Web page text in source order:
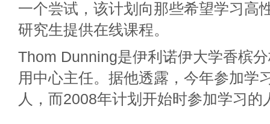
一个尝试，该计划向那些希望学习高
研究生提供在线课程。
Thom Dunning是伊利诺伊大学香槟
用中心主任。据他透露，今年参加学
人，而2008年计划开始时参加学习的